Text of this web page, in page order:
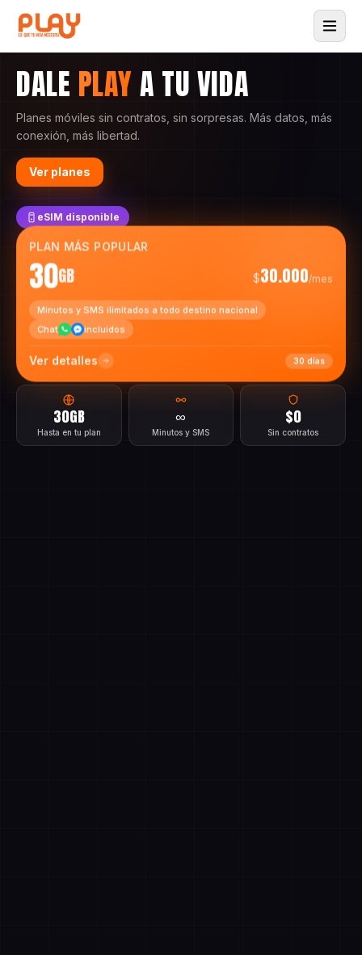
DALE PLAYA TU VIDA
Planes móviles sin contratos, sin sorpresas. Más datos, más
conexión, más libertad.
Ver planes
eSIM disponible
PLAN MÁS POPULAR
30GB $30.000/mes
Minutos y SMS ilimitados a todo destino nacional
Chat
incluidos
Ver detalles 30 días
30GB
Hasta en tu plan
∞
Minutos y SMS
$0
Sin contratos